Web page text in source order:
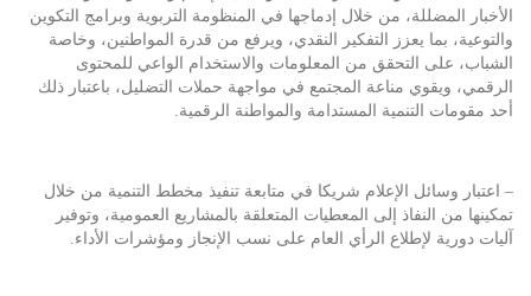
الأخبار المضللة، من خلال إدماجها في المنظومة التربوية وبرامج التكوين
والتوعية، بما يعزز التفكير النقدي، ويرفع من قدرة المواطنين، وخاصة
الشباب، على التحقق من المعلومات والاستخدام الواعي للمحتوى
الرقمي، ويقوي مناعة المجتمع في مواجهة حملات التضليل، باعتبار ذلك
أحد مقومات التنمية المستدامة والمواطنة الرقمية.
– اعتبار وسائل الإعلام شريكا في متابعة تنفيذ مخطط التنمية من خلال
تمكينها من النفاذ إلى المعطيات المتعلقة بالمشاريع العمومية، وتوفير
آليات دورية لإطلاع الرأي العام على نسب الإنجاز ومؤشرات الأداء.